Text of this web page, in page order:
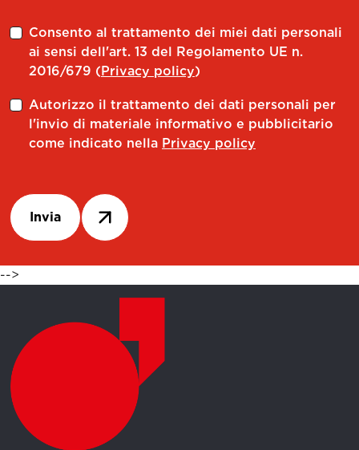
Consento al trattamento dei miei dati personali
ai sensi dell'art. 13 del Regolamento UE n.
2016/679 (Privacy policy)
Autorizzo il trattamento dei dati personali per
l'invio di materiale informativo e pubblicitario
come indicato nella Privacy policy
Invia
-->